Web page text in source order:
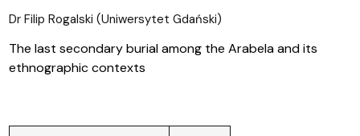
Dr Filip Rogalski (Uniwersytet Gdański)
The last secondary burial among the Arabela and its
ethnographic contexts